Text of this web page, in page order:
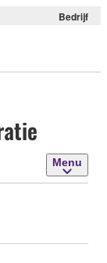
Bedrijf
Menu